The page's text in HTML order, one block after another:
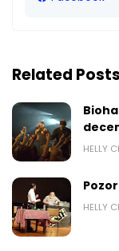
Related Posts
HELLY
HELLY